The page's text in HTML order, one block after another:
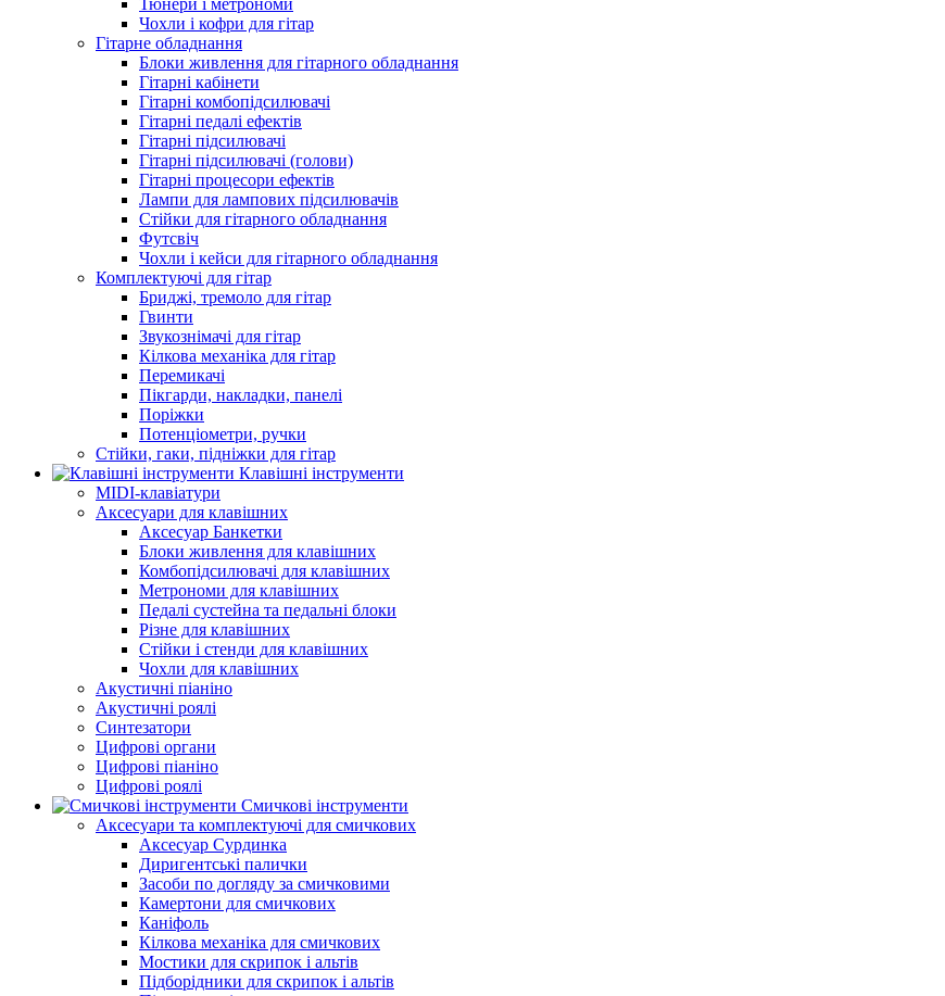
Тюнери і метрономи
Чохли і кофри для гітар
Гітарне обладнання
Блоки живлення для гітарного обладнання
Гітарні кабінети
Гітарні комбопідсилювачі
Гітарні педалі ефектів
Гітарні підсилювачі
Гітарні підсилювачі (голови)
Гітарні процесори ефектів
Лампи для лампових підсилювачів
Стійки для гітарного обладнання
Футсвіч
Чохли і кейси для гітарного обладнання
Комплектуючі для гітар
Бриджі, тремоло для гітар
Гвинти
Звукознімачі для гітар
Кілкова механіка для гітар
Перемикачі
Пікгарди, накладки, панелі
Поріжки
Потенціометри, ручки
Стійки, гаки, підніжки для гітар
Клавішні інструменти
MIDI-клавіатури
Аксесуари для клавішних
Аксесуар Банкетки
Блоки живлення для клавішних
Комбопідсилювачі для клавішних
Метрономи для клавішних
Педалі сустейна та педальні блоки
Різне для клавішних
Стійки і стенди для клавішних
Чохли для клавішних
Акустичні піаніно
Акустичні роялі
Синтезатори
Цифрові органи
Цифрові піаніно
Цифрові роялі
Смичкові інструменти
Аксесуари та комплектуючі для смичкових
Аксесуар Сурдинка
Диригентські палички
Засоби по догляду за смичковими
Камертони для смичкових
Каніфоль
Кілкова механіка для смичкових
Мостики для скрипок і альтів
Підборiдники для скрипок і альтів